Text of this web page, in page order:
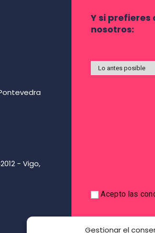
Gestionar el
- Vigo,
Y si prefieres
nosotros:
Acepto las